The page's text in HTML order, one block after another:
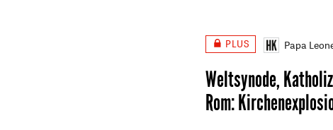
PLUS Papa
Weltsynode,
Rom: